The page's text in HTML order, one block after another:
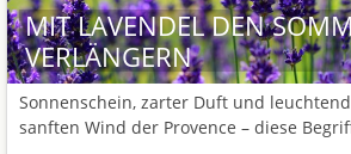
MIT LAVENDEL DEN
VERLÄNGERN
Sonnenschein, zarter Duft und
sanften Wind der Provence – diese